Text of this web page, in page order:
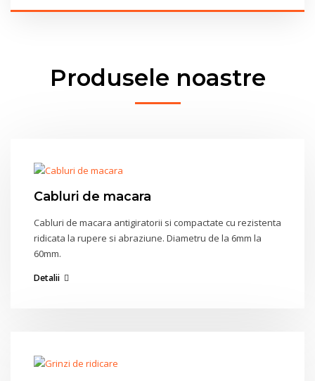
Produsele noastre
Cabluri de macara
Cabluri de macara antigiratorii si compactate cu rezistenta
ridicata la rupere si abraziune. Diametru de la 6mm la
60mm.
Detalii